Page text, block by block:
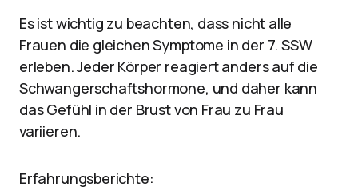
Es ist wichtig zu beachten, dass nicht alle
Frauen die gleichen Symptome in der 7. SSW
erleben. Jeder Körper reagiert anders auf die
Schwangerschaftshormone, und daher kann
das Gefühl in der Brust von Frau zu Frau
variieren.
Erfahrungsberichte: